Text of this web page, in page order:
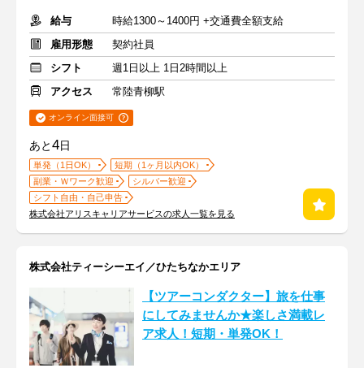
給与
時給1300～1400円 +交通費全額支給
雇用形態
契約社員
シフト
週1日以上 1日2時間以上
アクセス
常陸青柳駅
オンライン面接可
あと4日
単発（1日OK）
短期（1ヶ月以内OK）
副業・Ｗワーク歓迎
シルバー歓迎
シフト自由・自己申告
株式会社アリスキャリアサービスの求人一覧を見る
株式会社ティーシーエイ／ひたちなかエリア
【ツアーコンダクター】旅を仕事
にしてみませんか★楽しさ満載レ
ア求人！短期・単発OK！